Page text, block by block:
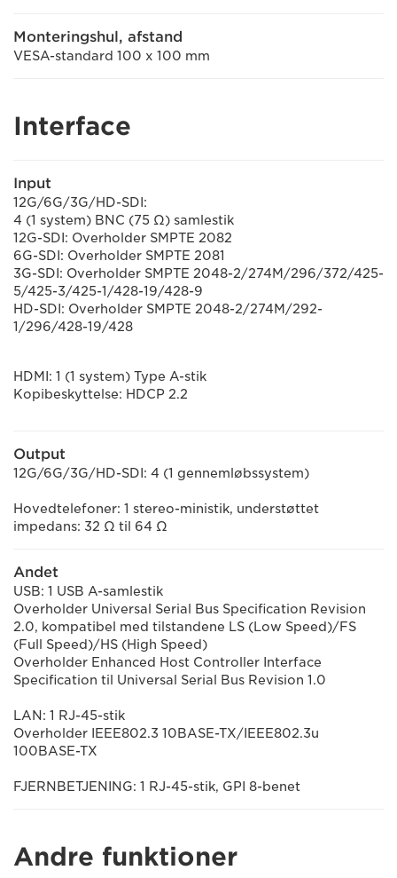
Monteringshul, afstand
VESA-standard 100 x 100 mm
Interface
Input
12G/6G/3G/HD-SDI:
4 (1 system) BNC (75 Ω) samlestik
12G-SDI: Overholder SMPTE 2082
6G-SDI: Overholder SMPTE 2081
3G-SDI: Overholder SMPTE 2048-2/274M/296/372/425-
5/425-3/425-1/428-19/428-9
HD-SDI: Overholder SMPTE 2048-2/274M/292-
1/296/428-19/428
HDMI: 1 (1 system) Type A-stik
Kopibeskyttelse: HDCP 2.2
Output
12G/6G/3G/HD-SDI: 4 (1 gennemløbssystem)
Hovedtelefoner: 1 stereo-ministik, understøttet
impedans: 32 Ω til 64 Ω
Andet
USB: 1 USB A-samlestik
Overholder Universal Serial Bus Specification Revision
2.0, kompatibel med tilstandene LS (Low Speed)/FS
(Full Speed)/HS (High Speed)
Overholder Enhanced Host Controller Interface
Specification til Universal Serial Bus Revision 1.0
LAN: 1 RJ-45-stik
Overholder IEEE802.3 10BASE-TX/IEEE802.3u
100BASE-TX
FJERNBETJENING: 1 RJ-45-stik, GPI 8-benet
Andre funktioner